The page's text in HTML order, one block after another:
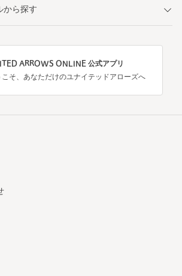
から探す
ARROWS ONLINE 公式アプリ
こそ、あなただけのユナイテッドアローズへ